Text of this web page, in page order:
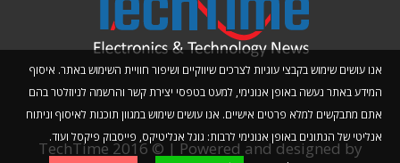
אנו עושים שימוש בקבצי עוגיות לצרכים שיווקיים ושיפור חוויית השימוש באתר. איסוף
המידע באתר נעשה באופן אנונימי, למעט בטפסי יצירת קשר והרשמה לניוזלטר בהם
אתם מתבקשים למלא פרטים אישיים. אנו עושים שימוש במגוון תוכנות לאיסוף וניתוח
אנליטי של הנתונים באופן אנונימי לרבות: גוגל אנליטיקס, פייסבוק פיקסל ועוד.
TechTime 2016 © | Powered and designed by